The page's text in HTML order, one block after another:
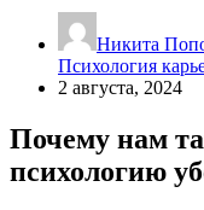
Никита
Психология
2 августа, 2024
Почему нам
психологию